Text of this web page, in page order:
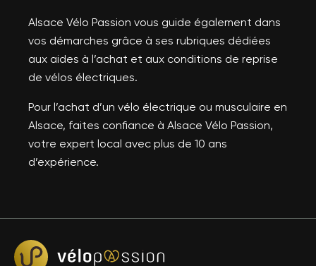
Alsace Vélo Passion vous guide également dans
vos démarches grâce à ses rubriques dédiées
aux aides à l’achat et aux conditions de reprise
de vélos électriques.
Pour l’achat d’un vélo électrique ou musculaire en
Alsace, faites confiance à Alsace Vélo Passion,
votre expert local avec plus de 10 ans
d’expérience.